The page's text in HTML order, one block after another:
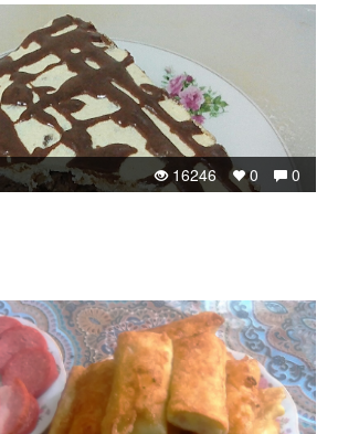
0
0
16246